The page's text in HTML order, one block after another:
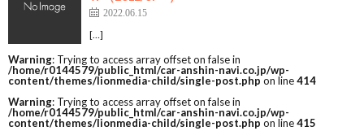
2022.06.15
[…]
Warning: Trying to access array offset on false in
/home/r0144579/public_html/car-anshin-navi.co.jp/wp-
content/themes/lionmedia-child/single-post.php on line414
Warning: Trying to access array offset on false in
/home/r0144579/public_html/car-anshin-navi.co.jp/wp-
content/themes/lionmedia-child/single-post.php on line415